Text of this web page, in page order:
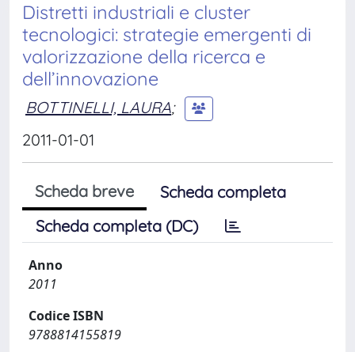
Distretti industriali e cluster
tecnologici: strategie emergenti di
valorizzazione della ricerca e
dell’innovazione
BOTTINELLI, LAURA;
2011-01-01
Scheda breve
Scheda completa
Scheda completa (DC)
Anno
2011
Codice ISBN
9788814155819